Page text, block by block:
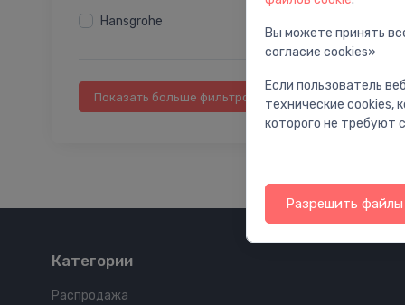
Держатели для душа
Дозаторы для писсуара
Универсальные смесители
Кронштейны для верхнего душа
Принадлежности для комплектов
WC дозаторы
Питьевые фонтаны
Hansgrohe
Показать больше фильтров
Категории
Распродажа
Вы можете принять
согласие cookies»
Если пользователь
технические cookies,
которого не требуют
Разрешить файлы